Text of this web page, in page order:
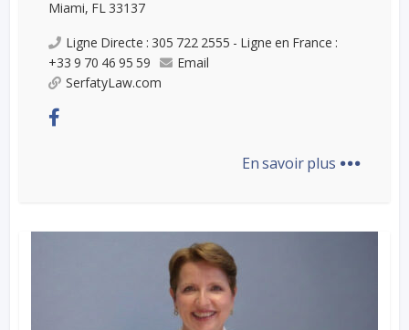
Miami, FL 33137
Ligne Directe : 305 722 2555 - Ligne en France :
+33 9 70 46 95 59
Email
SerfatyLaw.com
En savoir plus ...